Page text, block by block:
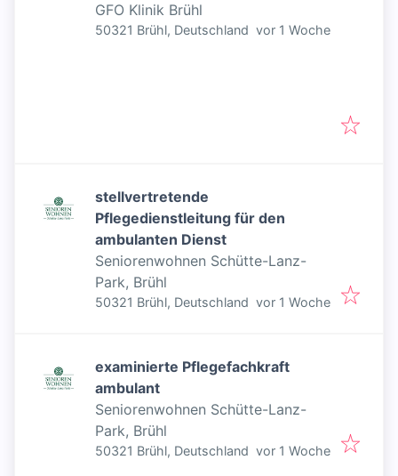
GFO Klinik Brühl
50321 Brühl, Deutschland Veröffentlicht
vor 1 Woche
stellvertretende
Pflegedienstleitung für den
ambulanten Dienst
Seniorenwohnen Schütte-Lanz-
Park, Brühl
50321 Brühl, Deutschland Veröffentlicht
vor 1 Woche
examinierte Pflegefachkraft
ambulant
Seniorenwohnen Schütte-Lanz-
Park, Brühl
50321 Brühl, Deutschland Veröffentlicht
vor 1 Woche